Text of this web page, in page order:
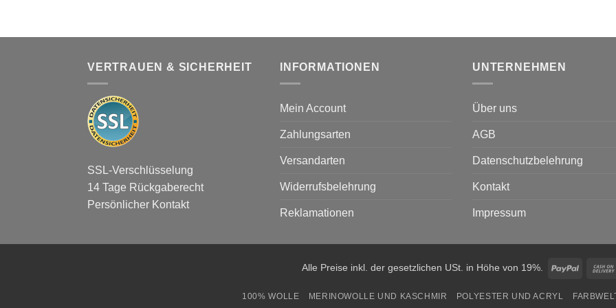
VERTRAUEN & SICHERHEIT
SSL-Verschlüsselung
14 Tage Rückgaberecht
Persönlicher Kontakt
INFORMATIONEN
Mein Account
Zahlungsarten
Versandarten
Widerrufsbelehrung
Reklamationen
UNTERNEHMEN
Über uns
AGB
Datenschutzbelehrung
Kontakt
Impressum
Alle Preise inkl. der gesetzlichen USt. in Höhe von 19%. PayPal
100% WOLLE MERINOWOLLE UND KASCHMIR POLYESTER UND ACRYL